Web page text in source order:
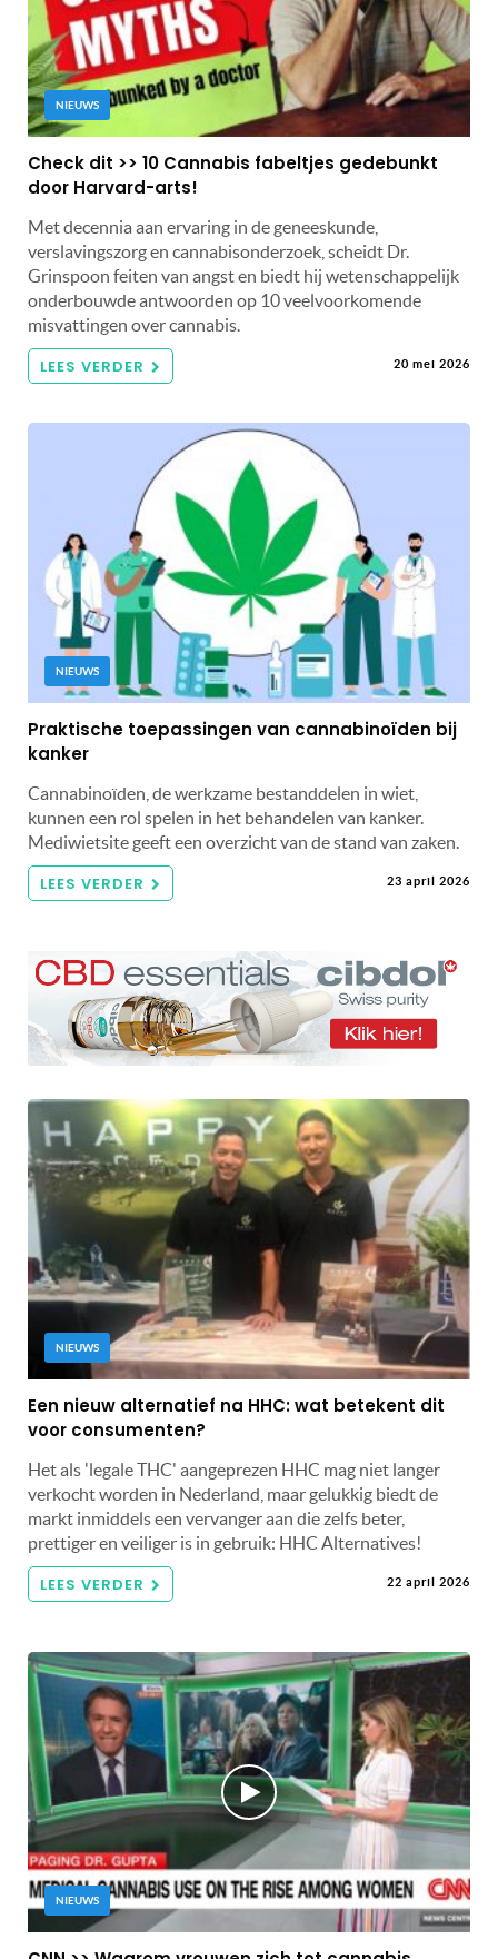
NIEUWS
Check dit >> 10 Cannabis fabeltjes gedebunkt
door Harvard-arts!
Met decennia aan ervaring in de geneeskunde,
verslavingszorg en cannabisonderzoek, scheidt Dr.
Grinspoon feiten van angst en biedt hij wetenschappelijk
onderbouwde antwoorden op 10 veelvoorkomende
misvattingen over cannabis.
LEES VERDER 20 mei 2026
NIEUWS
Praktische toepassingen van cannabinoïden bij
kanker
Cannabinoïden, de werkzame bestanddelen in wiet,
kunnen een rol spelen in het behandelen van kanker.
Mediwietsite geeft een overzicht van de stand van zaken.
LEES VERDER 23 april 2026
NIEUWS
Een nieuw alternatief na HHC: wat betekent dit
voor consumenten?
Het als 'legale THC' aangeprezen HHC mag niet langer
verkocht worden in Nederland, maar gelukkig biedt de
markt inmiddels een vervanger aan die zelfs beter,
prettiger en veiliger is in gebruik: HHC Alternatives!
LEES VERDER 22 april 2026
NIEUWS